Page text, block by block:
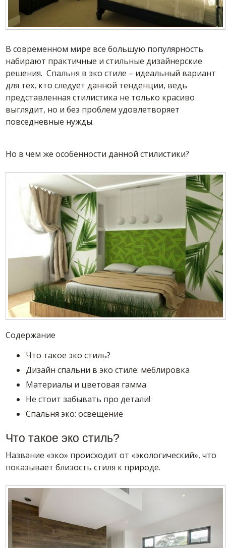
В современном мире все большую популярность
набирают практичные и стильные дизайнерские
решения. Спальня в эко стиле – идеальный вариант
для тех, кто следует данной тенденции, ведь
представленная стилистика не только красиво
выглядит, но и без проблем удовлетворяет
повседневные нужды.
Но в чем же особенности данной стилистики?
Содержание
Что такое эко стиль?
Дизайн спальни в эко стиле: меблировка
Материалы и цветовая гамма
Не стоит забывать про детали!
Спальня эко: освещение
Что такое эко стиль?
Название «эко» происходит от «экологический», что
показывает близость стиля к природе.